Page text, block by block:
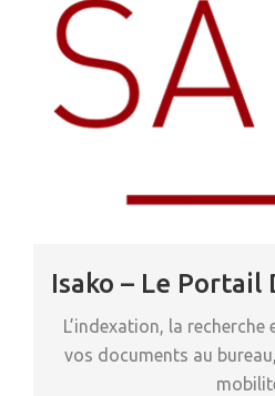
Isako – Le
L’indexation, la
vos documents au